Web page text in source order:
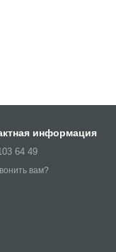
информация
64 49
вам?